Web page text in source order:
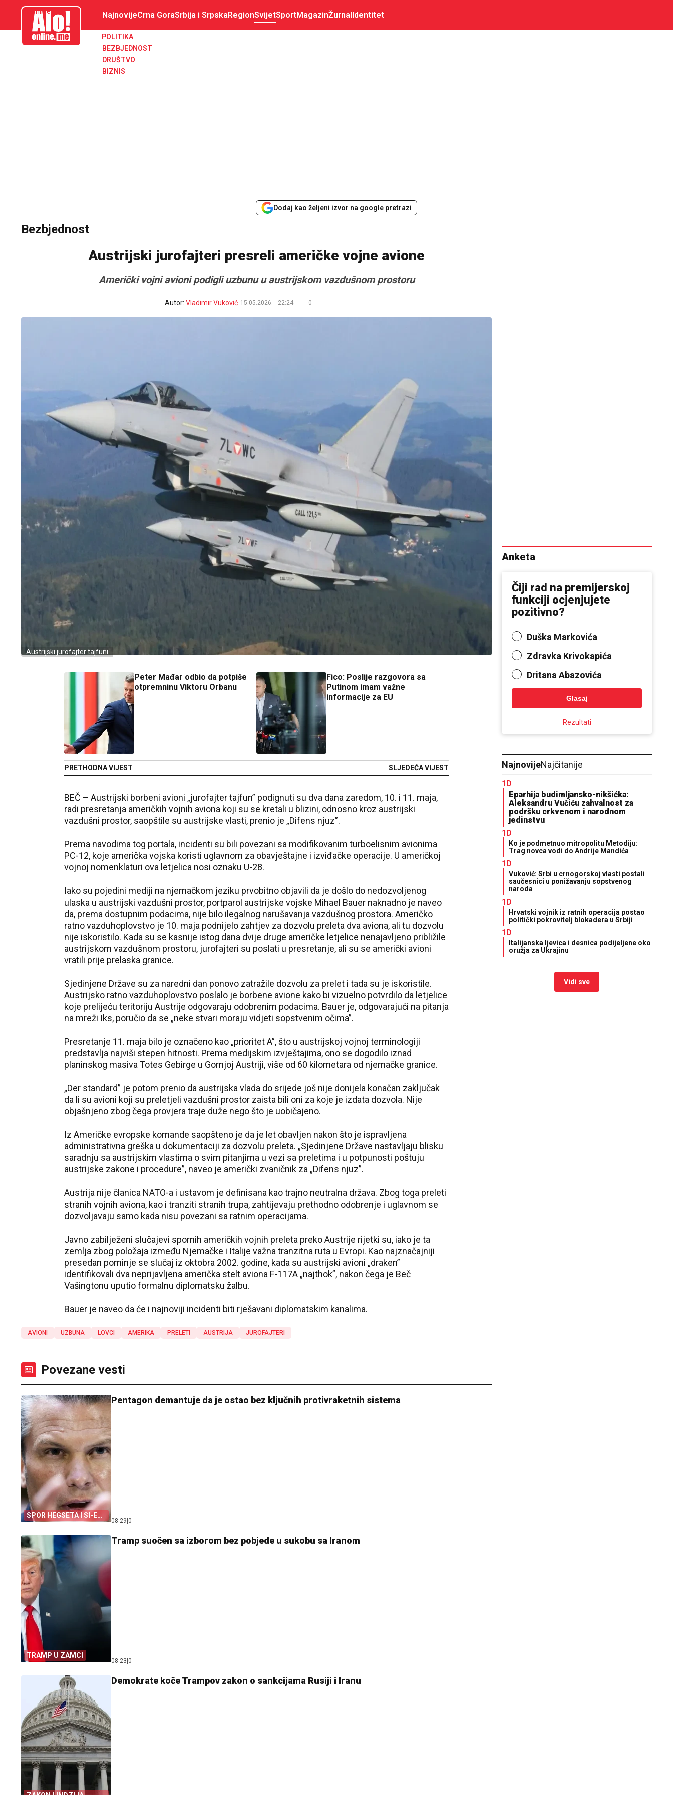
aloonline.me NajnovijeCrna GoraSrbija i SrpskaRegionSvijetSportMagazinŽurnalIdentitet
POLITIKA
BEZBJEDNOST
DRUŠTVO
BIZNIS
Dodaj kao željeni izvor na google pretrazi
Bezbjednost
Austrijski jurofajteri presreli američke vojne avione
Američki vojni avioni podigli uzbunu u austrijskom vazdušnom prostoru
Autor: Vladimir Vuković 15.05.2026. 22:24 0
Austrijski jurofajter tajfuni
Peter Mađar odbio da potpiše
otpremninu Viktoru Orbanu
PRETHODNA VIJEST
Fico: Poslije razgovora sa
Putinom imam važne
informacije za EU
SLJEDEĆA VIJEST
BEČ – Austrijski borbeni avioni „jurofajter tajfun” podignuti su dva dana zaredom, 10. i 11. maja,
radi presretanja američkih vojnih aviona koji su se kretali u blizini, odnosno kroz austrijski
vazdušni prostor, saopštile su austrijske vlasti, prenio je „Difens njuz”.
Prema navodima tog portala, incidenti su bili povezani sa modifikovanim turboelisnim avionima
PC-12, koje američka vojska koristi uglavnom za obavještajne i izviđačke operacije. U američkoj
vojnoj nomenklaturi ova letjelica nosi oznaku U-28.
Iako su pojedini mediji na njemačkom jeziku prvobitno objavili da je došlo do nedozvoljenog
ulaska u austrijski vazdušni prostor, portparol austrijske vojske Mihael Bauer naknadno je naveo
da, prema dostupnim podacima, nije bilo ilegalnog narušavanja vazdušnog prostora. Američko
ratno vazduhoplovstvo je 10. maja podnijelo zahtjev za dozvolu preleta dva aviona, ali tu dozvolu
nije iskoristilo. Kada su se kasnije istog dana dvije druge američke letjelice nenajavljeno približile
austrijskom vazdušnom prostoru, jurofajteri su poslati u presretanje, ali su se američki avioni
vratili prije prelaska granice.
Sjedinjene Države su za naredni dan ponovo zatražile dozvolu za prelet i tada su je iskoristile.
Austrijsko ratno vazduhoplovstvo poslalo je borbene avione kako bi vizuelno potvrdilo da letjelice
koje prelijeću teritoriju Austrije odgovaraju odobrenim podacima. Bauer je, odgovarajući na pitanja
na mreži Iks, poručio da se „neke stvari moraju vidjeti sopstvenim očima”.
Presretanje 11. maja bilo je označeno kao „prioritet A”, što u austrijskoj vojnoj terminologiji
predstavlja najviši stepen hitnosti. Prema medijskim izvještajima, ono se dogodilo iznad
planinskog masiva Totes Gebirge u Gornjoj Austriji, više od 60 kilometara od njemačke granice.
„Der standard” je potom prenio da austrijska vlada do srijede još nije donijela konačan zaključak
da li su avioni koji su preletjeli vazdušni prostor zaista bili oni za koje je izdata dozvola. Nije
objašnjeno zbog čega provjera traje duže nego što je uobičajeno.
Iz Američke evropske komande saopšteno je da je let obavljen nakon što je ispravljena
administrativna greška u dokumentaciji za dozvolu preleta. „Sjedinjene Države nastavljaju blisku
saradnju sa austrijskim vlastima o svim pitanjima u vezi sa preletima i u potpunosti poštuju
austrijske zakone i procedure”, naveo je američki zvaničnik za „Difens njuz”.
Austrija nije članica NATO-a i ustavom je definisana kao trajno neutralna država. Zbog toga preleti
stranih vojnih aviona, kao i tranziti stranih trupa, zahtijevaju prethodno odobrenje i uglavnom se
dozvoljavaju samo kada nisu povezani sa ratnim operacijama.
Javno zabilježeni slučajevi spornih američkih vojnih preleta preko Austrije rijetki su, iako je ta
zemlja zbog položaja između Njemačke i Italije važna tranzitna ruta u Evropi. Kao najznačajniji
presedan pominje se slučaj iz oktobra 2002. godine, kada su austrijski avioni „draken”
identifikovali dva neprijavljena američka stelt aviona F-117A „najthok”, nakon čega je Beč
Vašingtonu uputio formalnu diplomatsku žalbu.
Bauer je naveo da će i najnoviji incidenti biti rješavani diplomatskim kanalima.
AVIONI UZBUNA LOVCI AMERIKA PRELETI AUSTRIJA JUROFAJTERI
Povezane vesti
SPOR HEGSETA I SI-EN-
ENA
Pentagon demantuje da je ostao bez ključnih protivraketnih sistema
08:29 0
TRAMP U ZAMCI
Tramp suočen sa izborom bez pobjede u sukobu sa Iranom
08:23 0
Demokrate koče Trampov zakon o sankcijama Rusiji i Iranu
Anketa
Čiji rad na premijerskoj
funkciji ocjenjujete
pozitivno?
Duška Markovića
Zdravka Krivokapića
Dritana Abazovića
Glasaj
Rezultati
NajnovijeNajčitanije
1D
Eparhija budimljansko-nikšićka:
Aleksandru Vučiću zahvalnost za
podršku crkvenom i narodnom
jedinstvu
1D
Ko je podmetnuo mitropolitu Metodiju:
Trag novca vodi do Andrije Mandića
1D
Vuković: Srbi u crnogorskoj vlasti postali
saučesnici u ponižavanju sopstvenog
naroda
1D
Hrvatski vojnik iz ratnih operacija postao
politički pokrovitelj blokadera u Srbiji
1D
Italijanska ljevica i desnica podijeljene oko
oružja za Ukrajinu
Vidi sve